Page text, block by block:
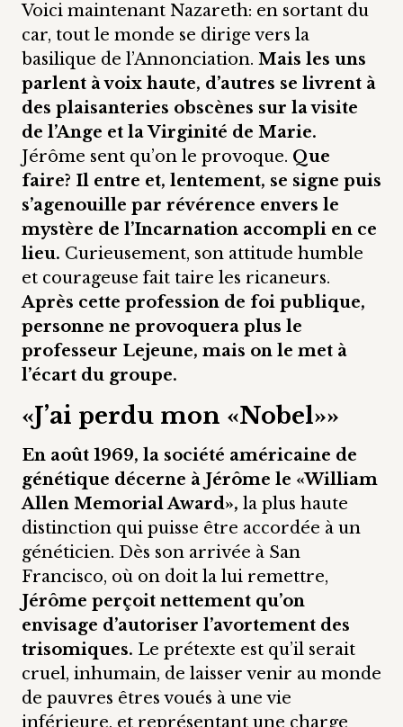
Voici maintenant Nazareth: en sortant du
car, tout le monde se dirige vers la
basilique de l’Annonciation. Mais les uns
parlent à voix haute, d’autres se livrent à
des plaisanteries obscènes sur la visite
de l’Ange et la Virginité de Marie.
Jérôme sent qu’on le provoque. Que
faire? Il entre et, lentement, se signe puis
s’agenouille par révérence envers le
mystère de l’Incarnation accompli en ce
lieu. Curieusement, son attitude humble
et courageuse fait taire les ricaneurs.
Après cette profession de foi publique,
personne ne provoquera plus le
professeur Lejeune, mais on le met à
l’écart du groupe.
«J’ai perdu mon «Nobel»»
En août 1969, la société américaine de
génétique décerne à Jérôme le «William
Allen Memorial Award», la plus haute
distinction qui puisse être accordée à un
généticien. Dès son arrivée à San
Francisco, où on doit la lui remettre,
Jérôme perçoit nettement qu’on
envisage d’autoriser l’avortement des
trisomiques. Le prétexte est qu’il serait
cruel, inhumain, de laisser venir au monde
de pauvres êtres voués à une vie
inférieure, et représentant une charge